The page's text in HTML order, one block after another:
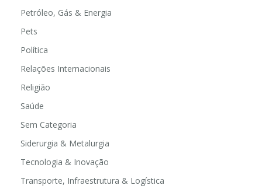
Petróleo, Gás & Energia
Pets
Política
Relações Internacionais
Religião
Saúde
Sem Categoria
Siderurgia & Metalurgia
Tecnologia & Inovação
Transporte, Infraestrutura & Logística